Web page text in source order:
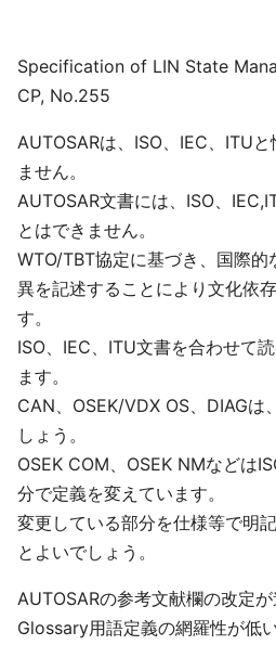
Specification of LIN State
CP, No.255
AUTOSARは、ISO、IEC、ITU
ません。
AUTOSAR文書には、ISO、
とはできません。
WTO/TBT協定に基づき、国際
異を記述することにより文化依
す。
ISO、IEC、ITU文書を合わせて
ます。
CAN、OSEK/VDX OS、DIAGは
しょう。
OSEK COM、OSEK NMなどは
分で定義を変えています。
変更している部分を仕様等で明
とよいでしょう。
AUTOSARの参考文献欄の改定
Glossary用語定義の網羅性が低い